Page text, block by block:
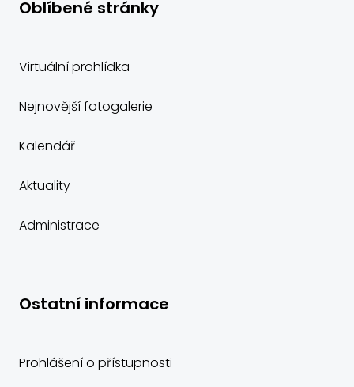
Oblíbené stránky
Virtuální prohlídka
Nejnovější fotogalerie
Kalendář
Aktuality
Administrace
Ostatní informace
Prohlášení o přístupnosti